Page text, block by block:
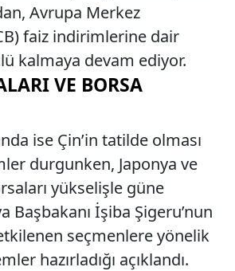
Avrupa Merkez
faiz indirimlerine dair
kalmaya devam ediyor.
VE BORSA
ise Çin’in tatilde olması
durgunken, Japonya ve
yükselişle güne
Başbakanı İşiba Şigeru’nun
seçmenlere yönelik
hazırladığı açıklandı.